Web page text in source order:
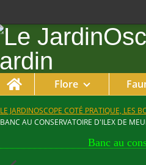
Home Flore
LE JARDINOSCOPE COTÉ PRATIQUE, LES
BANC AU CONSERVATOIRE D'ILEX DE
Banc au